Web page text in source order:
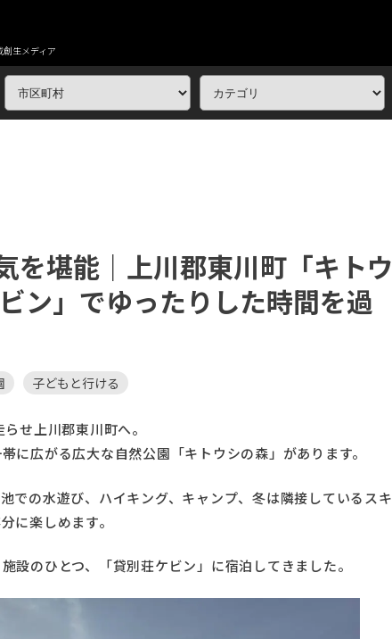
生メディア
を堪能｜上川郡東川町「キトウ
ン」でゆったりした時間を過
子どもと行ける
せ上川郡東川町へ。
に広がる広大な自然公園「キトウシの森」があります。
での水遊び、ハイキング、キャンプ、冬は隣接しているスキ
に楽しめます。
設のひとつ、「貸別荘ケビン」に宿泊してきました。